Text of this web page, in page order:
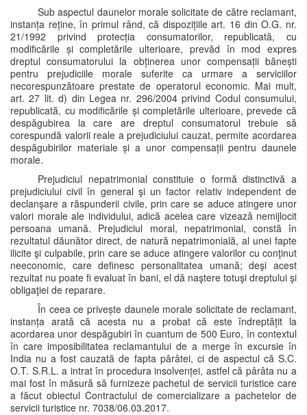
Sub aspectul daunelor morale solicitate de către reclamant,
instanța reține, în primul rând, că dispozițiile art. 16 din O.G. nr.
21/1992 privind protecția consumatorilor, republicată, cu
modificările și completările ulterioare, prevăd în mod expres
dreptul consumatorului la obținerea unor compensații bănești
pentru prejudiciile morale suferite ca urmare a serviciilor
necorespunzătoare prestate de operatorul economic. Mai mult,
art. 27 lit. d) din Legea nr. 296/2004 privind Codul consumului,
republicată, cu modificările și completările ulterioare, prevede că
despăgubirea la care are dreptul consumatorul trebuie să
corespundă valorii reale a prejudiciului cauzat, permite acordarea
despăgubirilor materiale și a unor compensații pentru daunele
morale.
Prejudiciul nepatrimonial constituie o formă distinctivă a
prejudiciului civil în general şi un factor relativ independent de
declanşare a răspunderii civile, prin care se aduce atingere unor
valori morale ale individului, adică acelea care vizează nemijlocit
persoana umană. Prejudiciul moral, nepatrimonial, constă în
rezultatul dăunător direct, de natură nepatrimonială, al unei fapte
ilicite şi culpabile, prin care se aduce atingere valorilor cu conţinut
neeconomic, care definesc personalitatea umană; deşi acest
rezultat nu poate fi evaluat în bani, el dă naştere totuşi dreptului şi
obligaţiei de reparare.
În ceea ce privește daunele morale solicitate de reclamant,
instanța arată că acesta nu a probat că este îndreptățit la
acordarea unor despăgubiri în cuantum de 500 Euro, în contextul
în care imposibilitatea reclamantului de a merge în excursie în
India nu a fost cauzată de fapta pârâtei, ci de aspectul că S.C.
O.T. S.R.L. a intrat în procedura insolvenței, astfel că pârâta nu a
mai fost în măsură să furnizeze pachetul de servicii turistice care
a făcut obiectul Contractului de comercializare a pachetelor de
servicii turistice nr. 7038/06.03.2017.